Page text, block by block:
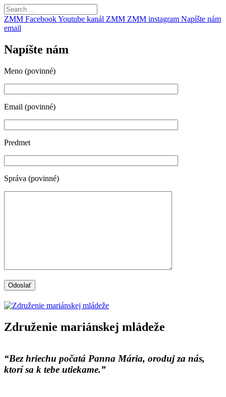
ZMM FacebookYoutube kanál ZMM ZMM instagram Napíšte nám
email
Napíšte nám
Meno (povinné)
Email (povinné)
Predmet
Správa (povinné)
Združenie mariánskej mládeže
“Bez hriechu počatá Panna Mária, oroduj za nás,
ktorí sa k tebe utiekame.”